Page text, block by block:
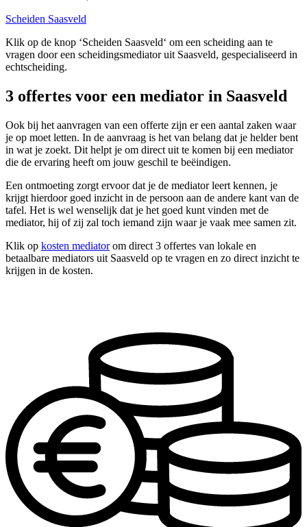
Scheiden Saasveld
Klik op de knop ‘Scheiden Saasveld‘ om een scheiding aan te
vragen door een scheidingsmediator uit Saasveld, gespecialiseerd in
echtscheiding.
3 offertes voor een mediator in Saasveld
Ook bij het aanvragen van een offerte zijn er een aantal zaken waar
je op moet letten. In de aanvraag is het van belang dat je helder bent
in wat je zoekt. Dit helpt je om direct uit te komen bij een mediator
die de ervaring heeft om jouw geschil te beëindigen.
Een ontmoeting zorgt ervoor dat je de mediator leert kennen, je
krijgt hierdoor goed inzicht in de persoon aan de andere kant van de
tafel. Het is wel wenselijk dat je het goed kunt vinden met de
mediator, hij of zij zal toch iemand zijn waar je vaak mee samen zit.
Klik op kosten mediatorom direct 3 offertes van lokale en
betaalbare mediators uit Saasveld op te vragen en zo direct inzicht te
krijgen in de kosten.